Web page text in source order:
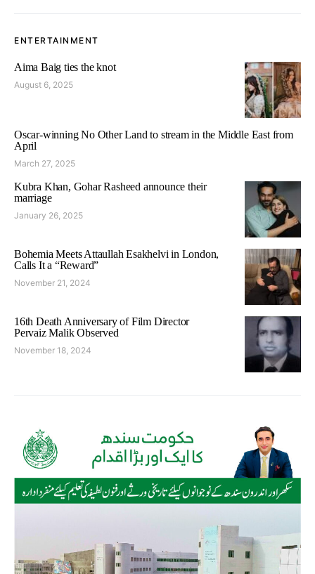
ENTERTAINMENT
Aima Baig ties the knot
August 6, 2025
Oscar-winning No Other Land to stream in the Middle East from
April
March 27, 2025
Kubra Khan, Gohar Rasheed announce their
marriage
January 26, 2025
Bohemia Meets Attaullah Esakhelvi in London,
Calls It a “Reward”
November 21, 2024
16th Death Anniversary of Film Director
Pervaiz Malik Observed
November 18, 2024